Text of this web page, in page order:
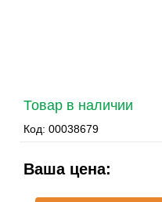
Товар в наличии
Код: 00038679
Ваша цена: